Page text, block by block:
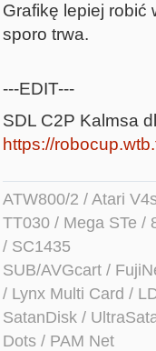
Grafikę lepiej robić
sporo trwa.
---EDIT---
SDL C2P Kalmsa
https://
ATW800/2 / Atari
TT030 / Mega STe /
/ SC1435
SUB/AVGcart /
/ Lynx Multi Card /
SatanDisk /
Dots / PAM Net